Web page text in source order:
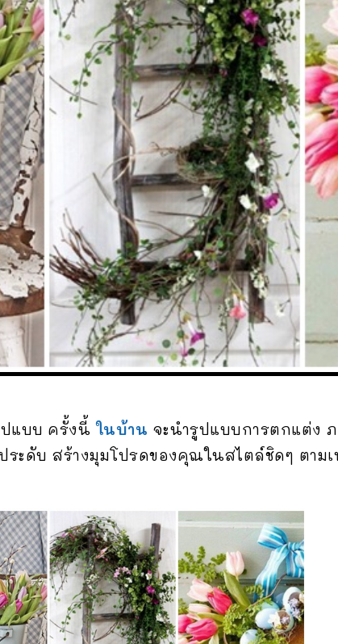
ปแบบ ครั้งนี้ในบ้าน จะนำรูปแบบการตกแต่ง
ะดับ สร้างมุมโปรดของคุณในสไตล์ชิดๆ ตาม